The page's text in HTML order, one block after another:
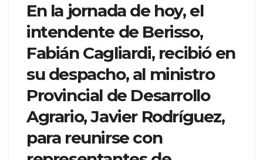
En la jornada de hoy, el
intendente de Berisso,
Fabián Cagliardi, recibió en
su despacho, al ministro
Provincial de Desarrollo
Agrario, Javier Rodríguez,
para reunirse con